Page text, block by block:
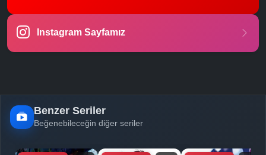
Instagram Sayfamız
Benzer Seriler
Beğenebileceğin diğer seriler